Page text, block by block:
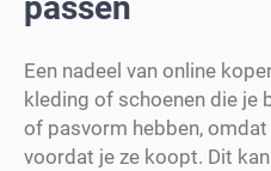
Een nadeel van online
kleding of schoenen die je
of pasvorm hebben,
voordat je ze koopt. Dit